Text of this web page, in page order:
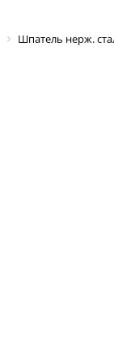
Шпатель нерж.